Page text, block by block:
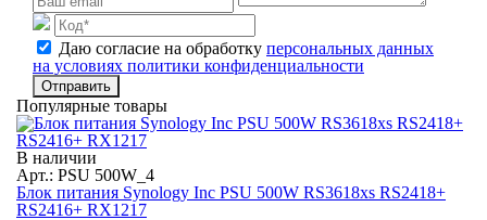
Даю согласие на обработку персональных данных
на условиях политики конфиденциальности
Отправить
Популярные товары
В наличии
Арт.: PSU 500W_4
Блок питания Synology Inc PSU 500W RS3618xs RS2418+
RS2416+ RX1217